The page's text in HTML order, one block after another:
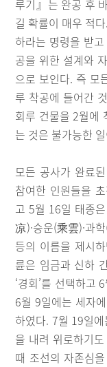
루기』는 완공 후
길 확률이 매우 적
하라는 명령을 받
공을 위한 설계와
으로 보인다. 즉 모
루 착공에 들어간
회루 건물을 2월에
는 것은 불가능한
모든 공사가 완료
참여한 인원들을
고 5월 16일 태종
凉)·승운(乘雲)·과
등의 이름을 제시
륜은 임금과 신하
‘경회’를 선택하고
6월 9일에는 세자
하였다. 7월 19일
을 내려 위로하기
때 조선의 자존심